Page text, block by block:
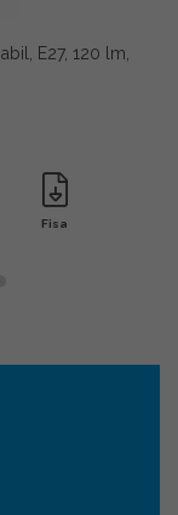
E27, 120 lm,
Fisa